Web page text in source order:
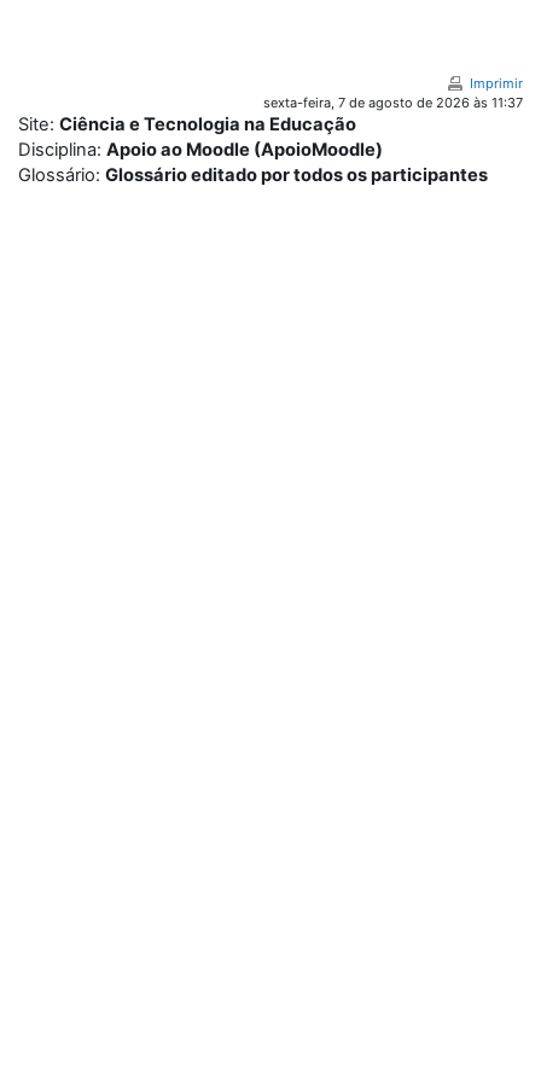
Imprimir
sexta-feira, 7 de agosto de 2026 às 11:37
Site: Ciência e Tecnologia na Educação
Disciplina: Apoio ao Moodle (ApoioMoodle)
Glossário: Glossário editado por todos os participantes